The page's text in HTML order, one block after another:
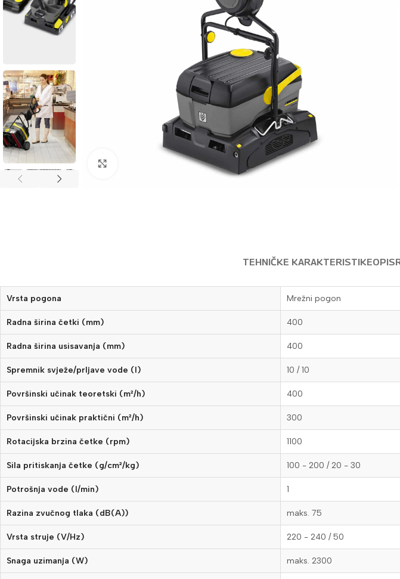
TEHNIČKE KARAKTERISTIKEOPIS
Vrsta pogona Mrežni pogon
Radna širina četki (mm) 400
Radna širina usisavanja (mm) 400
Spremnik svježe/prljave vode (l) 10 / 10
Površinski učinak teoretski (m²/h) 400
Površinski učinak praktični (m²/h) 300
Rotacijska brzina četke (rpm) 1100
Sila pritiskanja četke (g/cm²/kg) 100 - 200 / 20 - 30
Potrošnja vode (l/min) 1
Razina zvučnog tlaka (dB(A)) maks. 75
Vrsta struje (V/Hz) 220 - 240 / 50
Snaga uzimanja (W) maks. 2300